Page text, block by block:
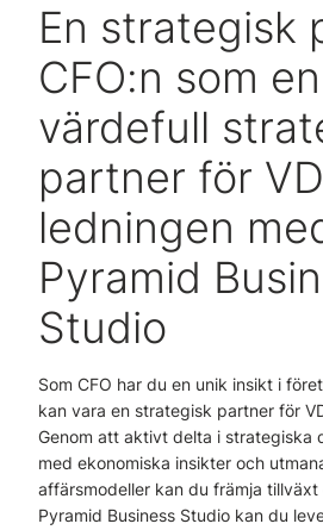
En strategisk
CFO:n som en
värdefull
partner för
ledningen
Pyramid
Studio
Som CFO har du en unik insikt i
kan vara en strategisk partner för
Genom att aktivt delta i strategiska
med ekonomiska insikter och
affärsmodeller kan du främja tillväxt
Pyramid Business Studio kan du